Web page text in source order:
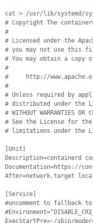
cat > /usr/lib/systemd/
# Copyright The
#
# Licensed under the
# you may not use this
# You may obtain a copy
#
#     http://
#
# Unless required by
# distributed under the
# WITHOUT WARRANTIES
# See the License for
# limitations under the
[Unit]
Description=containerd
Documentation=https://
After=network.target
[Service]
#uncomment to fallback
ExecStartPre=-/sbin/